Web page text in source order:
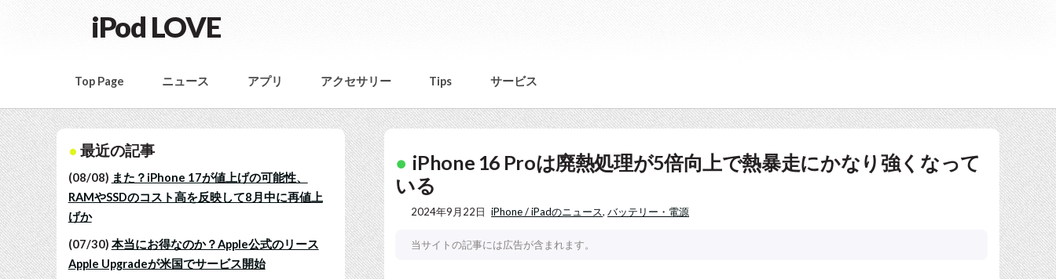
iPod LOVE
Top Page ニュース アプリ アクセサリー Tips サービス
最近の記事
(08/08) また？iPhone 17が値上げの可能性、
RAMやSSDのコスト高を反映して8月中に再値上
げか
(07/30) 本当にお得なのか？Apple公式のリース
Apple Upgradeが米国でサービス開始
iPhone 16 Proは廃熱処理が5倍向上で熱暴走にかなり強くなって
いる
2024年9月22日 iPhone / iPadのニュース,バッテリー・電源
当サイトの記事には広告が含まれます。